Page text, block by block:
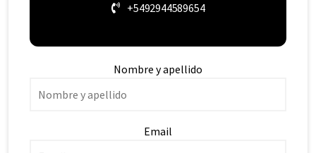
+5492944589654
Nombre y apellido
Email